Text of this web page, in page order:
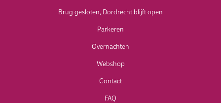
Brug gesloten, Dordrecht blijft open
Parkeren
Overnachten
Webshop
Contact
FAQ